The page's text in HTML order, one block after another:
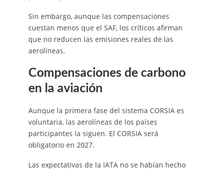
Sin embargo, aunque las compensaciones
cuestan menos que el SAF, los críticos afirman
que no reducen las emisiones reales de las
aerolíneas.
Compensaciones de carbono
en la aviación
Aunque la primera fase del sistema CORSIA es
voluntaria, las aerolíneas de los países
participantes la siguen. El CORSIA será
obligatorio en 2027.
Las expectativas de la IATA no se habían hecho